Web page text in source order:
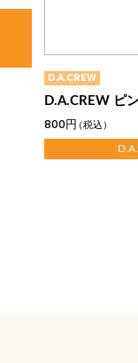
D.A.CREW
D.A.CREW ピ
800円（税込）